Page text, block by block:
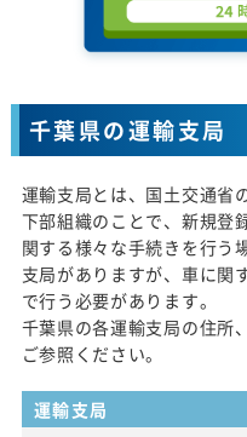
千葉県の運輸支局
運輸支局とは、国土交通省
下部組織のことで、新規登
関する様々な手続きを行う
支局がありますが、車に関
で行う必要があります。
千葉県の各運輸支局の住所
ご参照ください。
運輸支局